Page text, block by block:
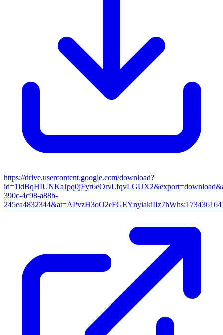
https://drive.usercontent.google.com/download?
390c-4c98-a88b-